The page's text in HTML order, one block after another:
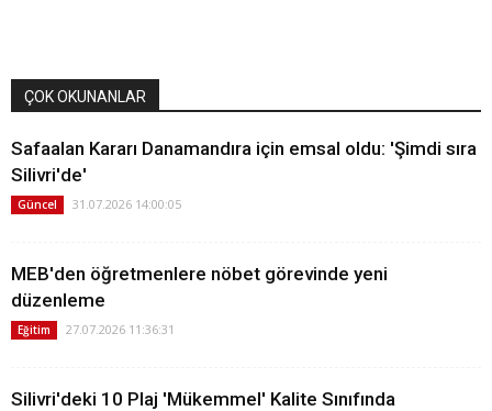
ÇOK OKUNANLAR
Safaalan Kararı Danamandıra için emsal oldu: 'Şimdi sıra
Silivri'de'
Güncel 31.07.2026 14:00:05
MEB'den öğretmenlere nöbet görevinde yeni
düzenleme
Eğitim 27.07.2026 11:36:31
Silivri'deki 10 Plaj 'Mükemmel' Kalite Sınıfında